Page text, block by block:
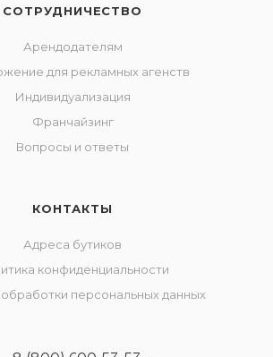
СОТРУДНИЧЕСТВО
Арендодателям
для рекламных агенств
Индивидуализация
Франчайзинг
Вопросы и ответы
КОНТАКТЫ
Адреса бутиков
конфиденциальности
персональных данных